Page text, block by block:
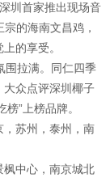
圳首家推出现场音
的海南文昌鸡，
的享受。
拉满。同仁四季
众点评深圳椰子
”上榜品牌。
苏州，泰州，南
中心，南京城北